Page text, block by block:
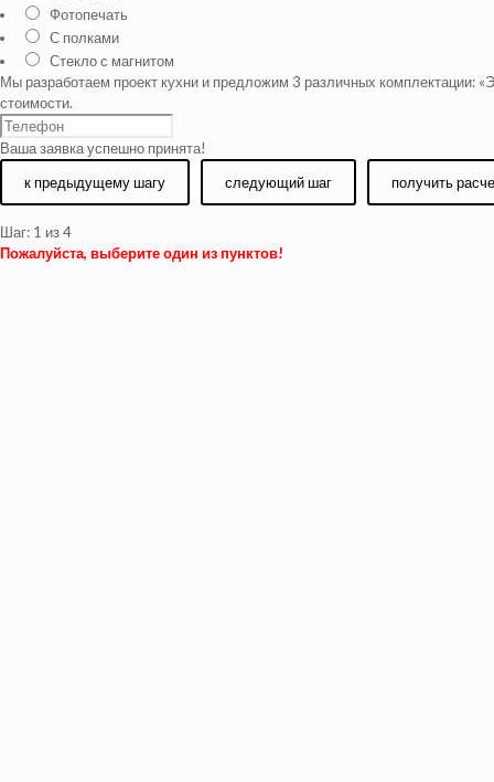
Фотопечать
С полками
Стекло с магнитом
Мы разработаем проект кухни и предложим 3 различных комплектации:
стоимости.
Ваша заявка успешно принята!
к предыдущему шагу
следующий шаг получить
Шаг: 1 из 4
Пожалуйста, выберите один из пунктов!